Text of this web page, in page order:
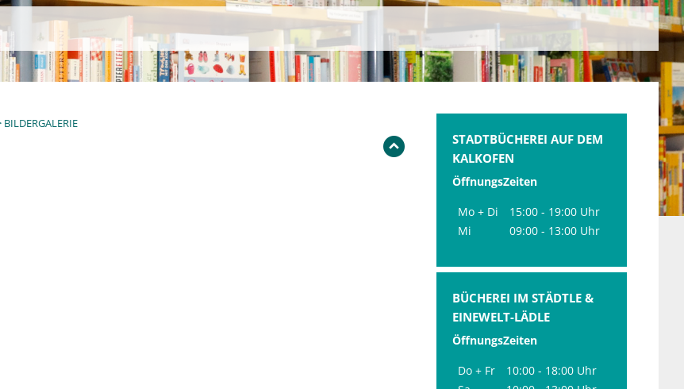
BILDERGALERIE
STADTBÜCHEREI AUF DEM
KALKOFEN
ÖffnungsZeiten
Mo + Di
15:00 - 19:00 Uhr
Mi
09:00 - 13:00 Uhr
BÜCHEREI IM STÄDTLE &
EINEWELT-LÄDLE
ÖffnungsZeiten
Do + Fr
10:00 - 18:00 Uhr